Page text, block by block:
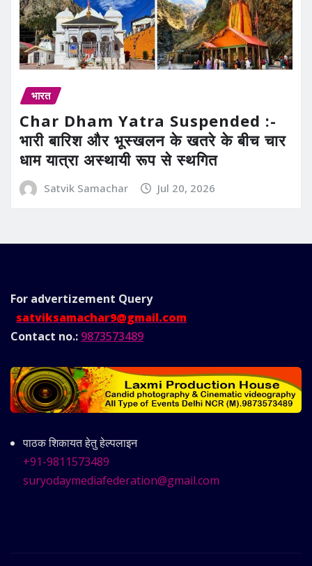
भारत
Char Dham Yatra Suspended :-
भारी बारिश और भूस्खलन के खतरे के बीच चार
धाम यात्रा अस्थायी रूप से स्थगित
Satvik Samachar Jul 20, 2026
For advertizement Query
satviksamachar9@gmail.com
Contact no.: 9873573489
पाठक शिकायत हेतु हेल्पलाइन
+91-9811573489
suryodaymediafederation@gmail.com